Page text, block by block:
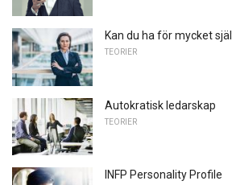
Kan du ha för mycket
TEORIER
Autokratisk ledarskap
TEORIER
INFP Personality Profile